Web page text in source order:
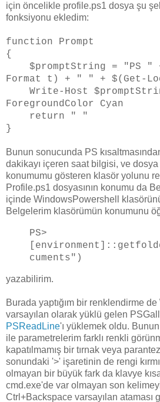
için öncelikle profile.ps1 dosya şu
fonksiyonu ekledim:
function Prompt
{
$promptString = "PS "
Format t) + " " + $(Get-
Write-Host
ForegroundColor Cyan
return " "
}
Bunun sonucunda PS
dakikayı içeren saat bilgisi, ve
konumumu gösteren klasör yolunu
Profile.ps1 dosyasının konumu da
içinde WindowsPowershell
Belgelerim klasörümün konumunu
PS>
cuments")
yazabilirim.
Burada yaptığım bir renklendirme
varsayılan olarak yüklü gelen
PSReadLine'ı yüklemek oldu.
ile parametrelerim farklı renkli
kapatılmamış bir tırnak veya
sonundaki '>' işaretinin de rengi
olmayan bir büyük fark da klavye
cmd.exe'de var olmayan son
Ctrl+Backspace varsayılan ataması